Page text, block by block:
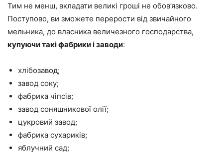
Тим не менш, вкладати великі гроші не обов’язково.
Поступово, ви зможете перерости від звичайного
мельника, до власника величезного господарства,
купуючи такі фабрики і заводи:
хлібозавод;
завод соку;
фабрика чіпсів;
завод соняшникової олії;
цукровий завод;
фабрика сухариків;
яблучний сад;